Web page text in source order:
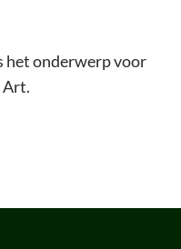
het onderwerp voor
Art.